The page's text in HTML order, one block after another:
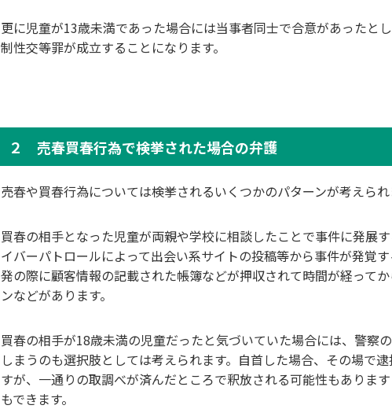
更に児童が13歳未満であった場合には当事者同士で合意があったと
制性交等罪が成立することになります。
２ 売春買春行為で検挙された場合の弁護
売春や買春行為については検挙されるいくつかのパターンが考えられ
買春の相手となった児童が両親や学校に相談したことで事件に発展
イバーパトロールによって出会い系サイトの投稿等から事件が発覚
発の際に顧客情報の記載された帳簿などが押収されて時間が経って
ンなどがあります。
買春の相手が18歳未満の児童だったと気づいていた場合には、警察
しまうのも選択肢としては考えられます。自首した場合、その場で
すが、一通りの取調べが済んだところで釈放される可能性もありま
もできます。